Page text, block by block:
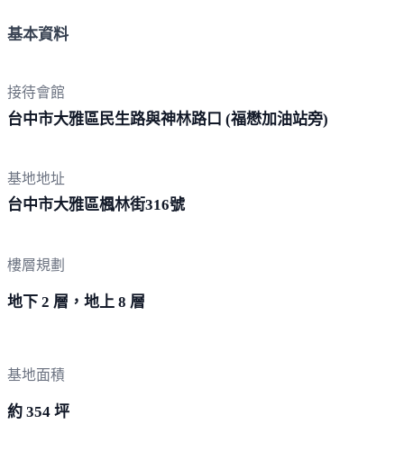
基本資料
接待會館
台中市大雅區民生路與神林路口 (福懋加油站旁)
基地地址
台中市大雅區楓林街316號
樓層規劃
地下 2 層，地上 8 層
基地面積
約 354 坪